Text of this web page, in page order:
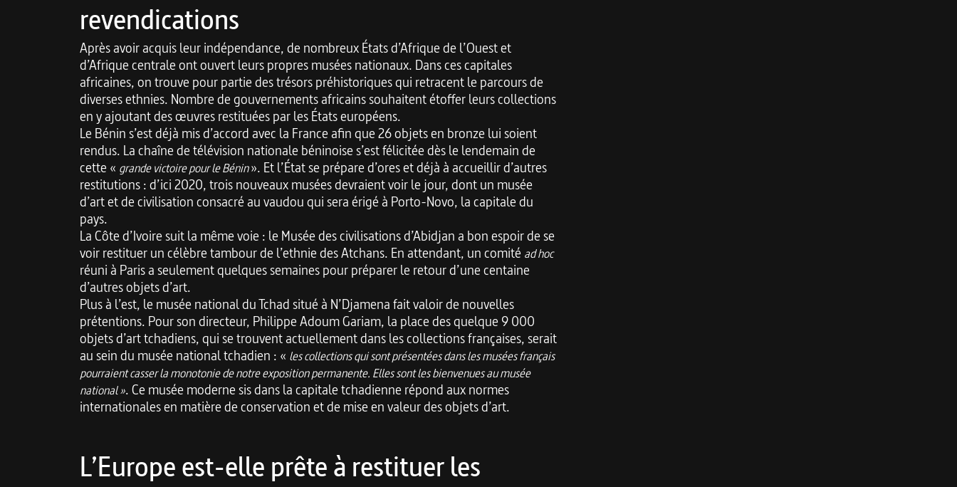
revendications
Après avoir acquis leur indépendance, de nombreux États d’Afrique de l’Ouest et
d’Afrique centrale ont ouvert leurs propres musées nationaux. Dans ces capitales
africaines, on trouve pour partie des trésors préhistoriques qui retracent le parcours de
diverses ethnies. Nombre de gouvernements africains souhaitent étoffer leurs collections
en y ajoutant des œuvres restituées par les États européens.
Le Bénin s’est déjà mis d’accord avec la France afin que 26 objets en bronze lui soient
rendus. La chaîne de télévision nationale béninoise s’est félicitée dès le lendemain de
cette « grande victoire pour le Bénin». Et l’État se prépare d’ores et déjà à accueillir d’autres
restitutions : d’ici 2020, trois nouveaux musées devraient voir le jour, dont un musée
d’art et de civilisation consacré au vaudou qui sera érigé à Porto-Novo, la capitale du
pays.
La Côte d’Ivoire suit la même voie : le Musée des civilisations d’Abidjan a bon espoir de se
voir restituer un célèbre tambour de l’ethnie des Atchans. En attendant, un comité ad hoc
réuni à Paris a seulement quelques semaines pour préparer le retour d’une centaine
d’autres objets d’art.
Plus à l’est, le musée national du Tchad situé à N’Djamena fait valoir de nouvelles
prétentions. Pour son directeur, Philippe Adoum Gariam, la place des quelque 9 000
objets d’art tchadiens, qui se trouvent actuellement dans les collections françaises, serait
au sein du musée national tchadien : « les collections qui sont présentées dans les musées français
pourraientcasser la monotonie de notre exposition permanente. Elles sont les bienvenues au musée
national». Ce musée moderne sis dans la capitale tchadienne répond aux normes
internationales en matière de conservation et de mise en valeur des objets d’art.
L’Europe est-elle prête à restituer les